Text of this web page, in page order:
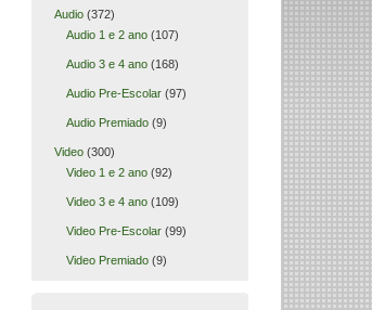
Audio(372)
Audio 1 e 2 ano(107)
Audio 3 e 4 ano(168)
Audio Pre-Escolar(97)
Audio Premiado(9)
Video(300)
Video 1 e 2 ano(92)
Video 3 e 4 ano(109)
Video Pre-Escolar(99)
Video Premiado(9)